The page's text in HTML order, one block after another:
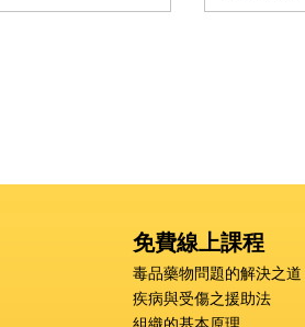
免費線上課程
毒品藥物問題的解決之道
疾病與受傷之援助法